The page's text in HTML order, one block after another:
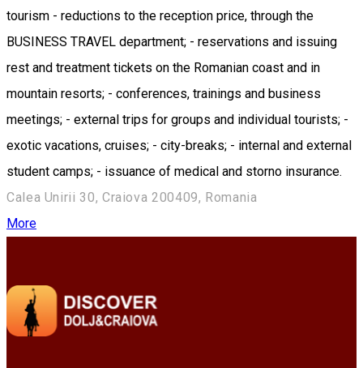
tourism - reductions to the reception price, through the
BUSINESS TRAVEL department; - reservations and issuing
rest and treatment tickets on the Romanian coast and in
mountain resorts; - conferences, trainings and business
meetings; - external trips for groups and individual tourists; -
exotic vacations, cruises; - city-breaks; - internal and external
student camps; - issuance of medical and storno insurance.
Calea Unirii 30, Craiova 200409, Romania
More